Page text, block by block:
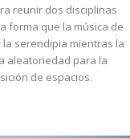
reunir dos disciplinas
forma que la música de
la serendipia mientras la
aleatoriedad para la
de espacios.